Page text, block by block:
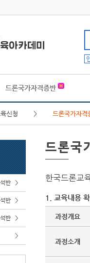
드론국가자격증반
신청 > 드론국가자
반 >
반 >
반 >
>
드론국
한국드론교
1. 교육내용 확
과정개요
과정소개